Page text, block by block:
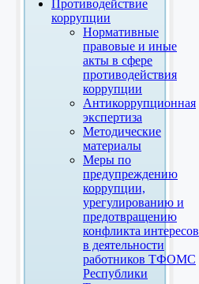
Противодействие
коррупции
Нормативные
правовые и иные
акты в сфере
противодействия
коррупции
Антикоррупционная
экспертиза
Методические
материалы
Меры по
предупреждению
коррупции,
урегулированию и
предотвращению
конфликта интересов
в деятельности
работников ТФОМС
Республики